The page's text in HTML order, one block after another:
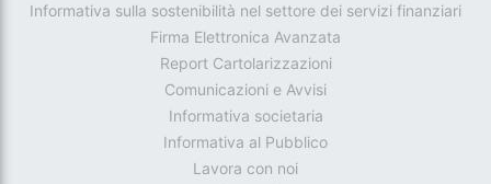
Informativa sulla sostenibilità nel settore dei servizi finanziari
Firma Elettronica Avanzata
Report Cartolarizzazioni
Comunicazioni e Avvisi
Informativa societaria
Informativa al Pubblico
Lavora con noi